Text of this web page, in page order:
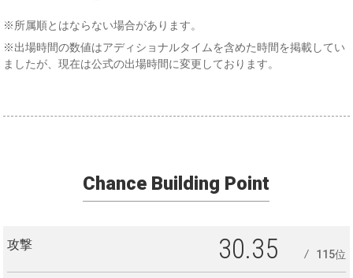
※所属順とはならない場合があります。
※出場時間の数値はアディショナルタイムを含めた時間を掲載してい
ましたが、現在は公式の出場時間に変更しております。
Chance Building Point
攻撃 30.35 115位